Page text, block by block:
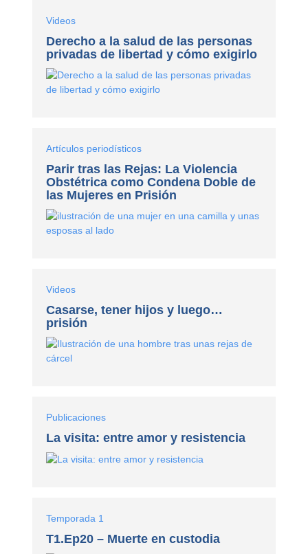
Videos
Derecho a la salud de las personas
privadas de libertad y cómo exigirlo
Artículos periodísticos
Parir tras las Rejas: La Violencia
Obstétrica como Condena Doble de
las Mujeres en Prisión
Videos
Casarse, tener hijos y luego…
prisión
Publicaciones
La visita: entre amor y resistencia
Temporada 1
T1.Ep20 – Muerte en custodia